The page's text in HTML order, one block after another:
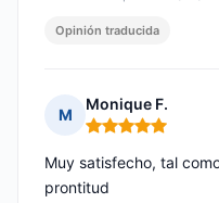
Opinión traducida
M
Monique F.
Nota: 5 de 5
Muy satisfecho, tal
prontitud